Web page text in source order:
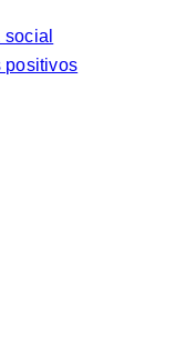
positivos